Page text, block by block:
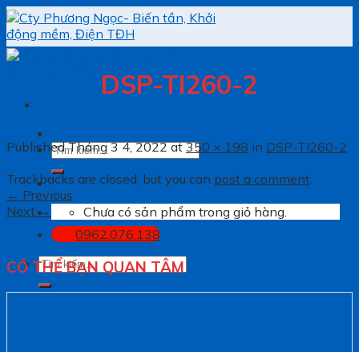
Skip
to
content
Tìm
Chưa có sản phẩm trong giỏ hàng.
0962.076.138
Tìm
DSP-TI260-2
PublishedTháng 3 4, 2022at350 × 198 in DSP-TI260-2
Trackbacks are closed, but you can post a comment
← Previous
Next→
CÓ THỂ BẠN QUAN TÂM